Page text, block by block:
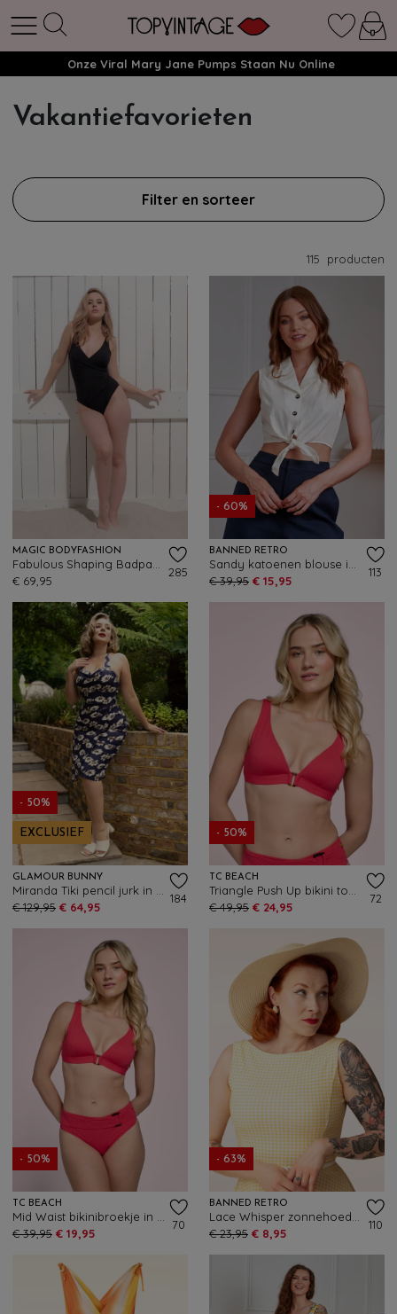
Onze Viral Mary Jane Pumps Staan Nu Online
Vakantiefavorieten
Filter en sorteer
115 producten
MAGIC BODYFASHION
€ 69,95
285
- 60%
BANNED RETRO
€ 39,95 € 15,95
113
- 50%
EXCLUSIEF
GLAMOUR BUNNY
€ 129,95 € 64,95
184
- 50%
TC BEACH
€ 49,95 € 24,95
72
- 50%
TC BEACH
€ 39,95 € 19,95
70
- 63%
BANNED RETRO
€ 23,95 € 8,95
110